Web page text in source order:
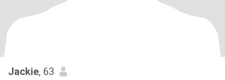
Jackie, 63